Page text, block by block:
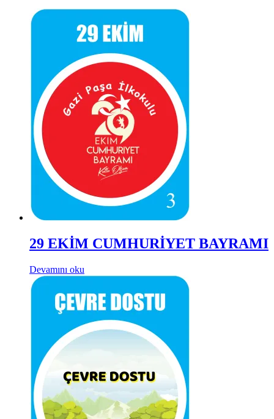
29 EKİM CUMHURİYET BAYRAMI
Devamını oku